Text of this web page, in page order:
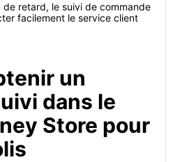
de retard, le suivi de commande
facilement le service client
un
dans le
Store pour